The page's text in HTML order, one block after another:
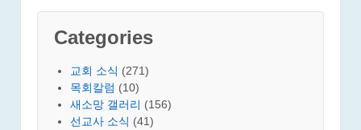
Categories
교회 소식 (271)
목회칼럼 (10)
새소망 갤러리 (156)
선교사 소식 (41)